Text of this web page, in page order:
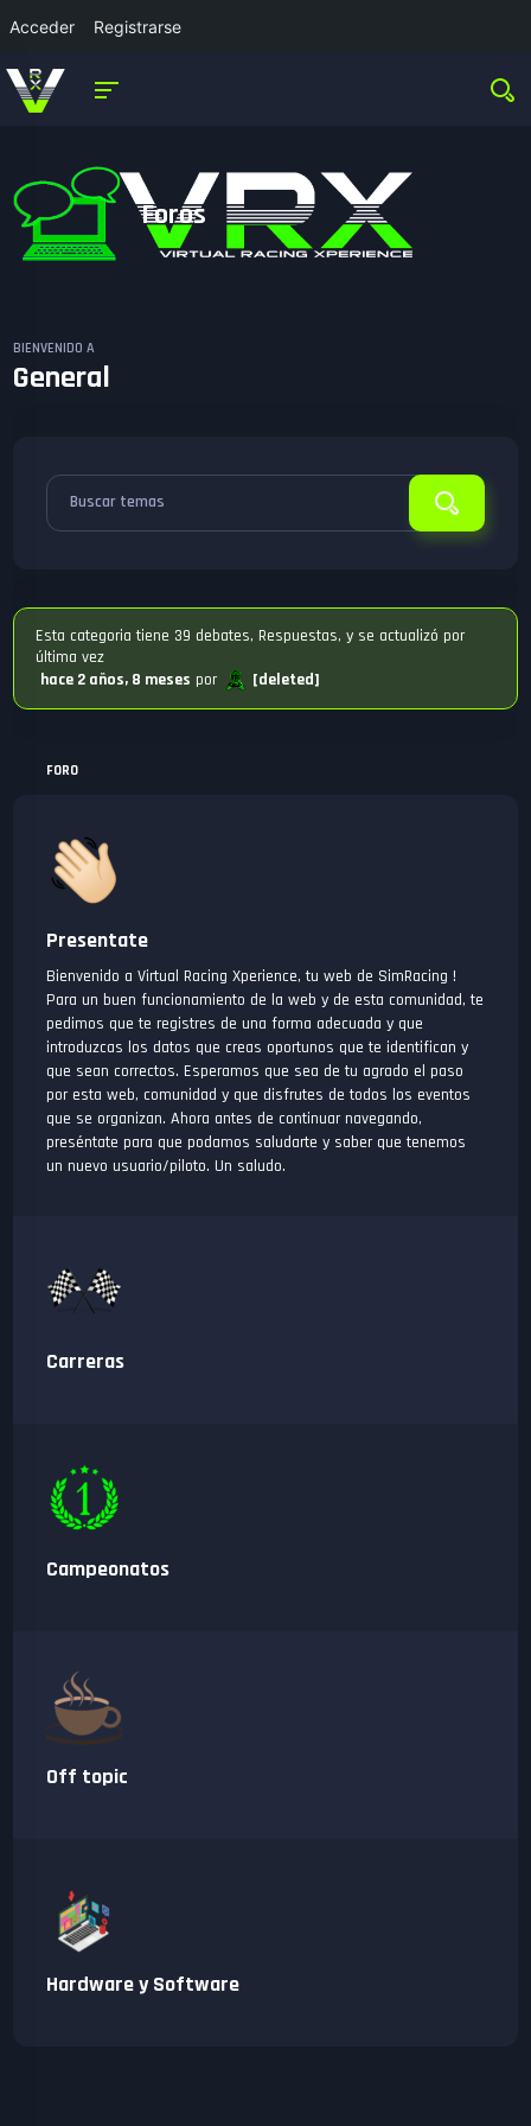
Acceder Registrarse
Foros
BIENVENIDO A
General
Buscar temas
Esta categoria tiene 39 debates, Respuestas, y se actualizó por
última vez
hace 2 años, 8 meses por [deleted]
FORO
Presentate
Bienvenido a Virtual Racing Xperience, tu web de SimRacing !
Para un buen funcionamiento de la web y de esta comunidad, te
pedimos que te registres de una forma adecuada y que
introduzcas los datos que creas oportunos que te identifican y
que sean correctos. Esperamos que sea de tu agrado el paso
por esta web, comunidad y que disfrutes de todos los eventos
que se organizan. Ahora antes de continuar navegando,
preséntate para que podamos saludarte y saber que tenemos
un nuevo usuario/piloto. Un saludo.
Carreras
Campeonatos
Off topic
Hardware y Software